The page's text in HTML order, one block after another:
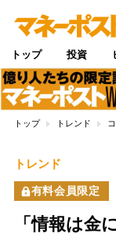
トップ 投資
トップ トレンド
トレンド
有料会員限定
「情報は金